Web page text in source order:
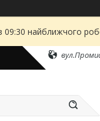
найближчого